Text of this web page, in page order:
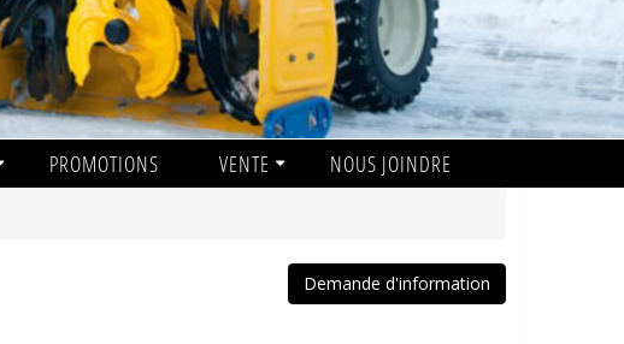
PROMOTIONS VENTE NOUS JOINDRE
Demande d'information